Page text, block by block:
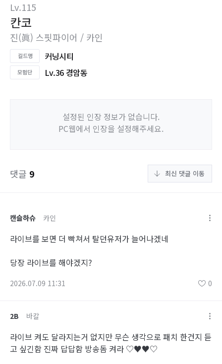
Lv.115
칸코
진(眞) 스핏파이어 / 카인
커닝시티
Lv.36 경암동
설정된 인장 정보가 없습니다.
PC웹에서 인장을 설정해주세요.
댓글 9 최신 댓글 이동
캔슬하슈 카인
라이브를 보면 더 빡쳐서 탈던유저가 늘어나겠네
당장 라이브를 해야겠지?
2026.07.09 11:31 0
2B 바칼
라이브 켜도 달라지는거 없지만 무슨 생각으로 패치 한건지 듣
고 싶긴함 진짜 답답함 방송돔 켜라 ♡♥♥♡